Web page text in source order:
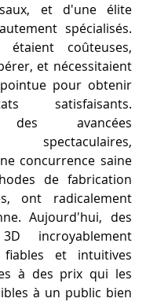
et d'une élite
spécialisés.
étaient coûteuses,
et nécessitaient
pour obtenir
satisfaisants.
des avancées
spectaculaires,
concurrence saine
de fabrication
ont radicalement
Aujourd'hui, des
incroyablement
fiables et intuitives
à des prix qui les
à un public bien